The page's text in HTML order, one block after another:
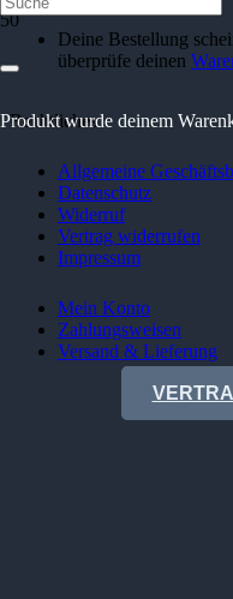
Produktwurde deinem
Deine Bestellung
überprüfe deinen
Rechtliches
Allgemeine
Datenschutz
Widerruf
Vertrag widerrufen
Impressum
Mein Konto
Zahlungsweisen
Versand & Lieferung